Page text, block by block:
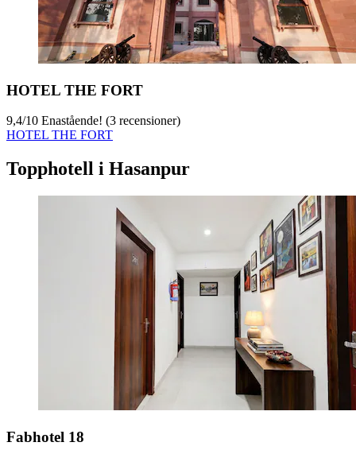
HOTEL THE FORT
9,4/10 Enastående! (3 recensioner)
HOTEL THE FORT
Topphotell i Hasanpur
Fabhotel 18